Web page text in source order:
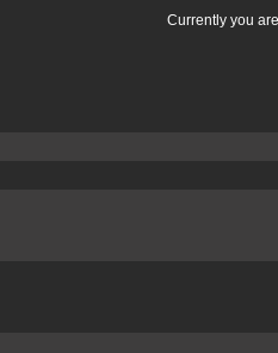
Currently you